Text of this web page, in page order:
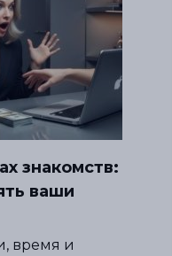
знакомств:
ваши
время и